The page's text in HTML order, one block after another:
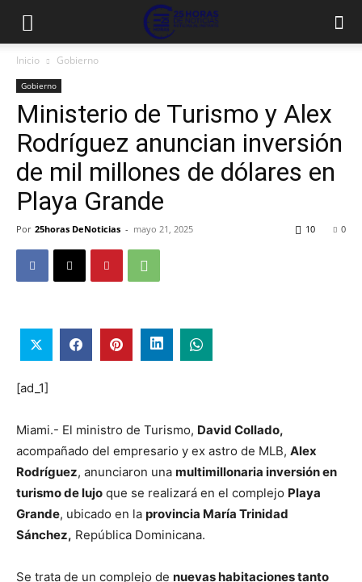
Inicio Gobierno
Gobierno
Ministerio de Turismo y Alex
Rodríguez anuncian inversión
de mil millones de dólares en
Playa Grande
Por 25horas DeNoticias - mayo 21, 2025 0
10
[ad_1]
Miami.- El ministro de Turismo, David Collado,
acompañado del empresario y ex astro de MLB, Alex
Rodríguez, anunciaron una multimillonaria inversión en
turismo de lujo que se realizará en el complejo Playa
Grande, ubicado en la provincia María Trinidad
Sánchez, República Dominicana.
Se trata de un complejo de nuevas habitaciones tanto